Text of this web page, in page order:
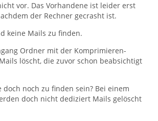
vor. Das Vorhandene ist leider erst
der Rechner gecrasht ist.
keine Mails zu finden.
Ordner mit der Komprimieren-
löscht, die zuvor schon beabsichtigt
noch zu finden sein? Bei einem
doch nicht dediziert Mails gelöscht